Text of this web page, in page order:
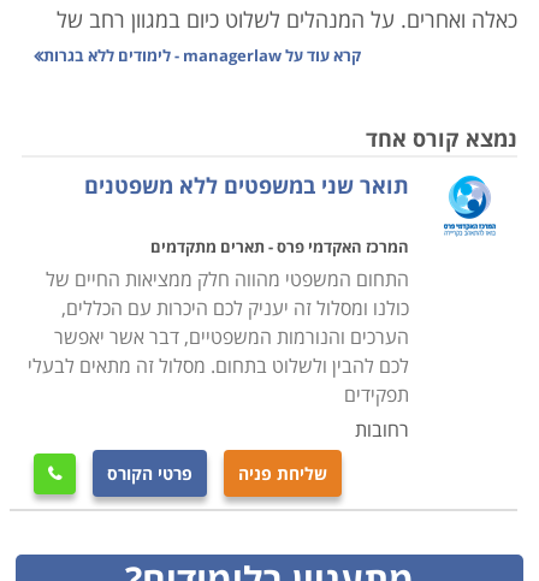
כאלה ואחרים. על המנהלים לשלוט כיום במגוון רחב של
חוקים מתחומים שונים: חוקי עבודה, דיני חוזים, הטרדה
מה לומדים?
ההכשרות המשפטיות למנהלים לא נועדו להעניק תואר
במשפטים, אלא ללמד את המנהלים אך ורק את החוקים
הרלבנטיים עבורם, תוך התייחסות לתקדימים, שינויים
בפסיקה לאורך השנים, חקיקה חדשה ולאקונות אשר קיימות
בחוקים הקיימים.
קרא עוד עלmanagerlaw - לימודים ללא בגרות
נמצא קורס אחד
תואר שני במשפטים ללא משפטנים
המרכז האקדמי פרס - תארים מתקדמים
התחום המשפטי מהווה חלק ממציאות החיים של
כולנו ומסלול זה יעניק לכם היכרות עם הכללים,
הערכים והנורמות המשפטיים, דבר אשר יאפשר
לכם להבין ולשלוט בתחום. מסלול זה מתאים לבעלי
תפקידים
רחובות
שליחת פניה פרטי הקורס 